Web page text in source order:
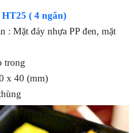
( 4 ngăn)
: Mặt đáy nhựa PP đen, mặt
trong
x 40 (mm)